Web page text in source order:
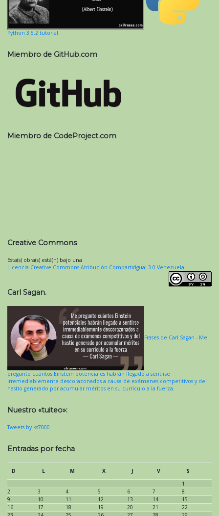
Python 3.5.2 tutorial
Miembro de GitHub.com
Miembro de CodeProject.com
Creative Commons
Esta(s) obra(s) está(n) bajo una
Licencia Creative Commons Atribución-CompartirIgual 3.0 Venezuela
Carl Sagan.
Frases de Carl Sagan - Me
pregunto cuántos Einstein potenciales habrán llegado a sentirse
irremediablemente descorazonados a causa de exámenes competitivos y del
hastío generado por acumular méritos en su currículo a la fuerza.
Nuestro «tuiteo»:
Tweets by ks7000
Entradas por fecha
D L M X J V
S
1
2
3 4 5 6 7
8
9
10 11 12 13 14
15
16
17 18 19 20 21
22